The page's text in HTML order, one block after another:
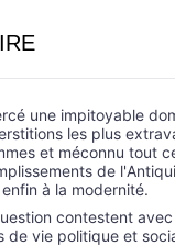
une impitoyable
les plus
et méconnu
de
à la modernité.
contestent
vie politique et